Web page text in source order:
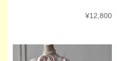
¥12,800